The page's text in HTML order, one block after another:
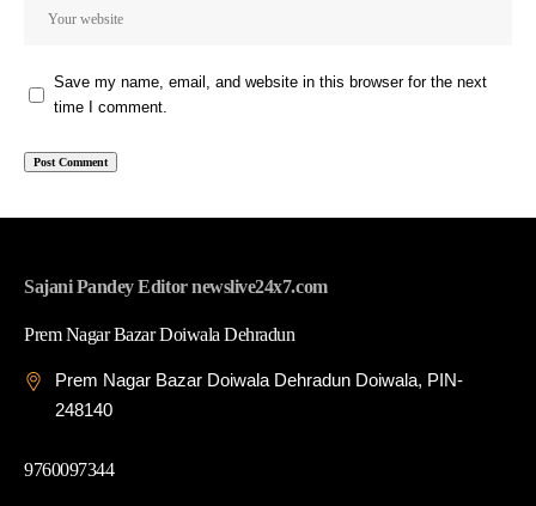
Save my name, email, and website in this browser for the next
time I comment.
Sajani Pandey Editor newslive24x7.com
Prem Nagar Bazar Doiwala Dehradun
Prem Nagar Bazar Doiwala Dehradun Doiwala, PIN-
248140
9760097344